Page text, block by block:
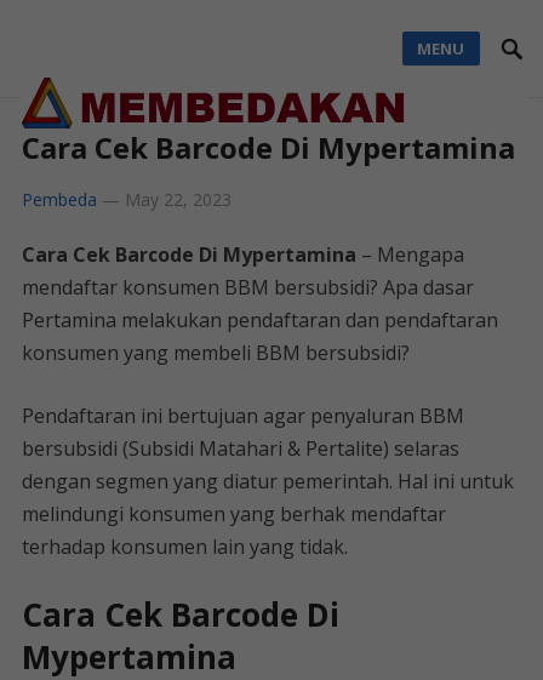
MENU
Cara Cek Barcode Di Mypertamina
Pembeda — May 22, 2023
Cara Cek Barcode Di Mypertamina – Mengapa
mendaftar konsumen BBM bersubsidi? Apa dasar
Pertamina melakukan pendaftaran dan pendaftaran
konsumen yang membeli BBM bersubsidi?
Pendaftaran ini bertujuan agar penyaluran BBM
bersubsidi (Subsidi Matahari & Pertalite) selaras
dengan segmen yang diatur pemerintah. Hal ini untuk
melindungi konsumen yang berhak mendaftar
terhadap konsumen lain yang tidak.
Cara Cek Barcode Di
Mypertamina